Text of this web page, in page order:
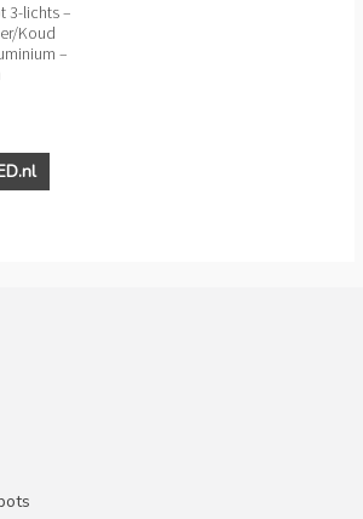
3-lichts –
Koud
–